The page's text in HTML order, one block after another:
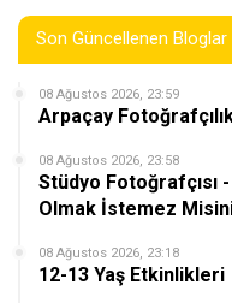
Son Güncellenen Bloglar
08 Ağustos 2026, 23:59
Arpaçay
08 Ağustos 2026, 23:58
Stüdyo Fotoğrafçısı
Olmak İstemez
08 Ağustos 2026, 23:18
12-13 Yaş Etkinlikleri